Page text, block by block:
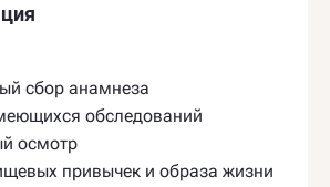
сбор анамнеза
обследований
осмотр
привычек и образа жизни